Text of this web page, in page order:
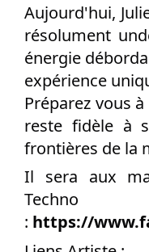
Aujourd'hui,
résolument
énergie
expérience
Préparez vous
reste fidèle à
frontières de la
Il sera aux
: https://